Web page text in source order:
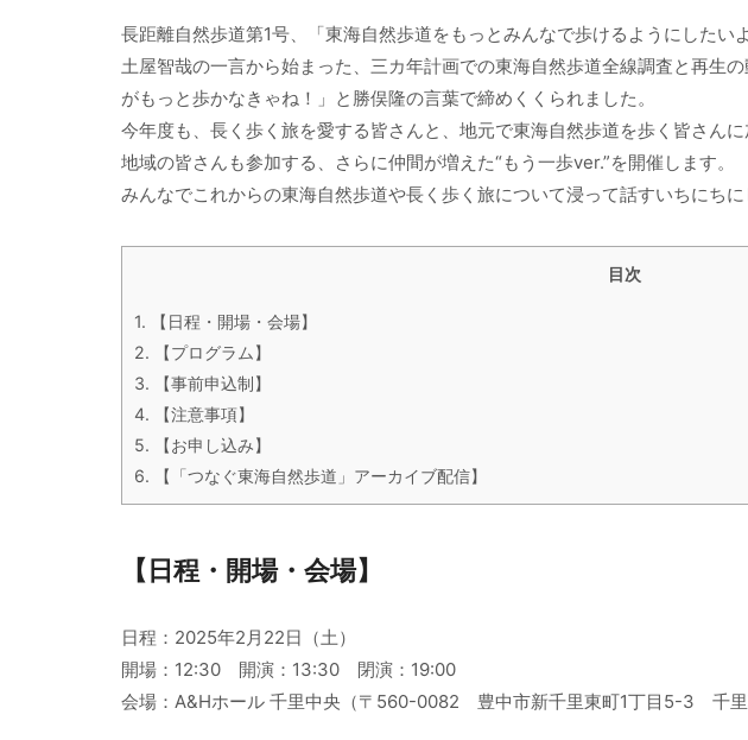
長距離自然歩道第1号、「東海自然歩道をもっとみんなで歩けるようにしたい
土屋智哉の一言から始まった、三カ年計画での東海自然歩道全線調査と再生
がもっと歩かなきゃね！」と勝俣隆の言葉で締めくくられました。
今年度も、長く歩く旅を愛する皆さんと、地元で東海自然歩道を歩く皆さん
地域の皆さんも参加する、さらに仲間が増えた“もう一歩ver.”を開催します。
みんなでこれからの東海自然歩道や長く歩く旅について浸って話すいちにちに
目次
1. 【日程・開場・会場】
2. 【プログラム】
3. 【事前申込制】
4. 【注意事項】
5. 【お申し込み】
6. 【「つなぐ東海自然歩道」アーカイブ配信】
【日程・開場・会場】
日程：2025年2月22日（土）
開場：12:30 開演：13:30 閉演：19:00
会場：A&Hホール 千里中央（〒560-0082 豊中市新千里東町1丁目5-3 千里